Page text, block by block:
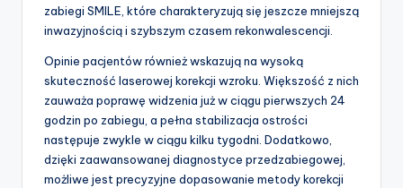
zabiegi SMILE, które charakteryzują się jeszcze mniejszą
inwazyjnością i szybszym czasem rekonwalescencji.
Opinie pacjentów również wskazują na wysoką
skuteczność laserowej korekcji wzroku. Większość z nich
zauważa poprawę widzenia już w ciągu pierwszych 24
godzin po zabiegu, a pełna stabilizacja ostrości
następuje zwykle w ciągu kilku tygodni. Dodatkowo,
dzięki zaawansowanej diagnostyce przedzabiegowej,
możliwe jest precyzyjne dopasowanie metody korekcji